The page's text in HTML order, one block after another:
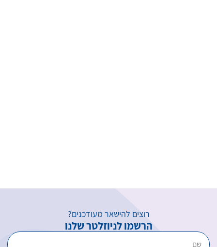
רוצים להישאר מעודכנים?
הרשמו לניוזלטר שלנו